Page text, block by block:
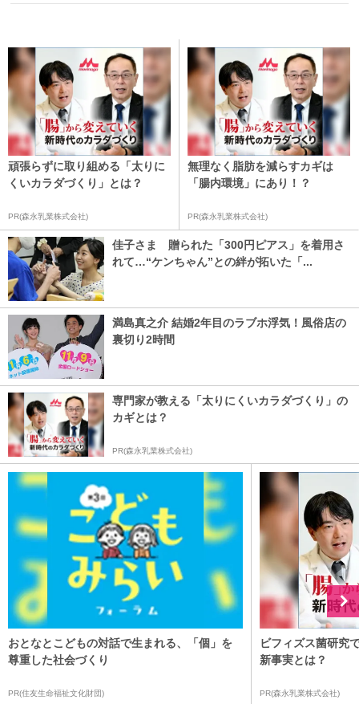
頑張らずに取り組める「太りに
くいカラダづくり」とは？
PR(森永乳業株式会社)
無理なく脂肪を減らすカギは
「腸内環境」にあり！？
PR(森永乳業株式会社)
佳子さま 贈られた「300円ピアス」を着用さ
れて…“ケンちゃん”との絆が拓いた「...
満島真之介 結婚2年目のラブホ浮気！風俗店の
裏切り2時間
専門家が教える「太りにくいカラダづくり」の
カギとは？
PR(森永乳業株式会社)
おとなとこどもの対話で生まれる、「個」を
尊重した社会づくり
PR(住友生命福祉文化財団)
ビフィズス菌研究
新事実とは？
PR(森永乳業株式会社)